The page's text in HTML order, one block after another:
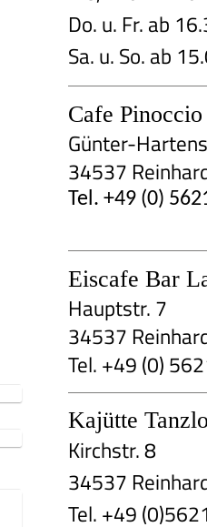
Do. u. Fr. ab
Sa. u. So. ab
Cafe Pinoccio
Günter-
34537
Tel. +49 (0)
Eiscafe Bar
Hauptstr. 7
34537
Tel. +49 (0)
Kajütte
Kirchstr. 8
34537
Tel. +49